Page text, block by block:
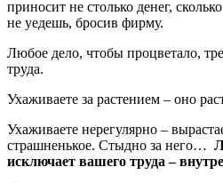
приносит не столько денег,
не уедешь, бросив фирму.
Любое дело, чтобы процветало,
труда.
Ухаживаете за растением – оно
Ухаживаете нерегулярно –
страшненькое. Стыдно за него…
исключает вашего труда –